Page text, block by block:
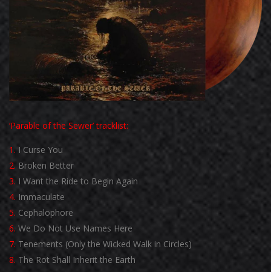
‘Parable of the Sewer’ tracklist:
1. I Curse You
2. Broken Better
3. I Want the Ride to Begin Again
4. Immaculate
5. Cephalophore
6. We Do Not Use Names Here
7. Tenements (Only the Wicked Walk in Circles)
8. The Rot Shall Inherit the Earth